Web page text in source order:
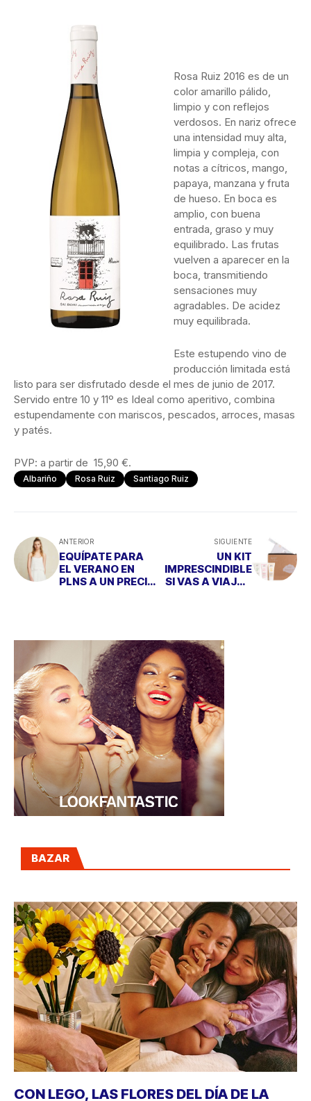
Rosa Ruiz 2016 es de un
color amarillo pálido,
limpio y con reflejos
verdosos. En nariz ofrece
una intensidad muy alta,
limpia y compleja, con
notas a cítricos, mango,
papaya, manzana y fruta
de hueso. En boca es
amplio, con buena
entrada, graso y muy
equilibrado. Las frutas
vuelven a aparecer en la
boca, transmitiendo
sensaciones muy
agradables. De acidez
muy equilibrada.
Este estupendo vino de
producción limitada está
listo para ser disfrutado desde el mes de junio de 2017.
Servido entre 10 y 11º es Ideal como aperitivo, combina
estupendamente con mariscos, pescados, arroces, masas
y patés.
PVP: a partir de 15,90 €.
Albariño Rosa Ruiz Santiago Ruiz
ANTERIOR
EQUÍPATE PARA
EL VERANO EN
PLNS A UN PRECIO
SIGUIENTE
UN KIT
IMPRESCINDIBLE
SI VAS A VIAJAR
BAZAR
CON LEGO, LAS FLORES DEL DÍA DE LA